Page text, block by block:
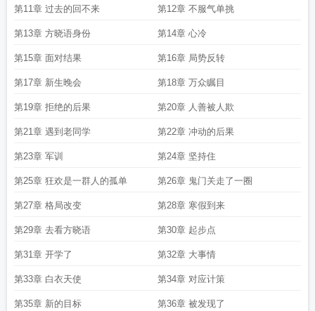
第11章 过去的回不来 第12章 不服气单挑
第13章 方晓语身份 第14章 心冷
第15章 面对结果 第16章 局势反转
第17章 新生晚会 第18章 万众瞩目
第19章 拒绝的后果 第20章 人善被人欺
第21章 遇到老同学 第22章 冲动的后果
第23章 军训 第24章 坚持住
第25章 狂欢是一群人的孤单 第26章 鬼门关走了一圈
第27章 格局改变 第28章 寒假到来
第29章 去看方晓语 第30章 起步点
第31章 开学了 第32章 大事情
第33章 白衣天使 第34章 对应计策
第35章 新的目标 第36章 被发现了